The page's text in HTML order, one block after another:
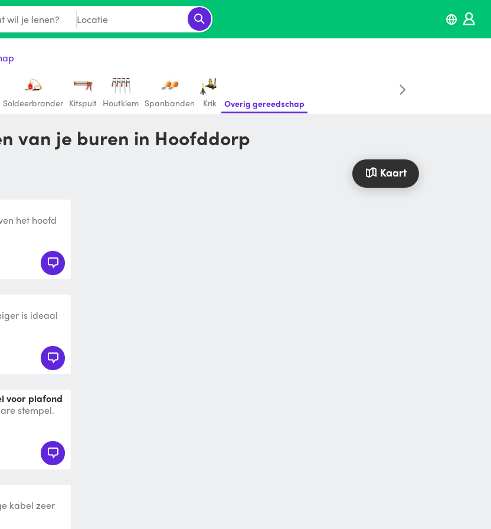
wil je lenen? Locatie
Soldeerbrander Kitspuit Houtklem Spanbanden Krik Overig gereedschap
van je buren in Hoofddorp
Kaart
het hoofd
is ideaal
voor plafond
stempel.
kabel zeer